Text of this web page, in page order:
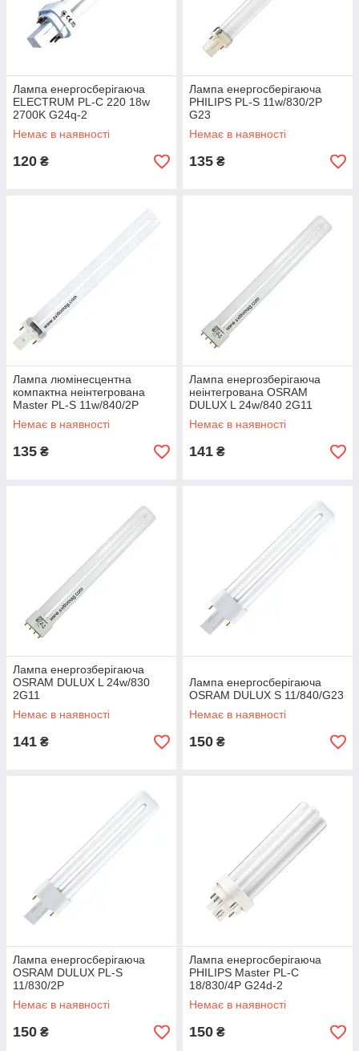
Лампа енергосберігаюча
ELECTRUM PL-С 220 18w
2700K G24q-2
Немає в наявності
120 ₴
Лампа енергосберігаюча
PHILIPS PL-S 11w/830/2P
G23
Немає в наявності
135 ₴
Лампа люмінесцентна
компактна неінтегрована
Master PL-S 11w/840/2P
PHILIPS G23
Немає в наявності
135 ₴
Лампа енергозберігаюча
неінтегрована OSRAM
DULUX L 24w/840 2G11
Немає в наявності
141 ₴
Лампа енергозберігаюча
OSRAM DULUX L 24w/830
2G11
Немає в наявності
141 ₴
Лампа енергосберігаюча
OSRAM DULUX S 11/840/G23
Немає в наявності
150 ₴
Лампа енергосберігаюча
OSRAM DULUX PL-S
11/830/2Р
Немає в наявності
150 ₴
Лампа енергосберігаюча
PHILIPS Master PL-C
18/830/4P G24d-2
Немає в наявності
150 ₴